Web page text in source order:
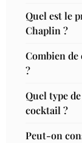
Quel est le
Chaplin ?
Combien
?
Quel type
cocktail ?
Peut-on